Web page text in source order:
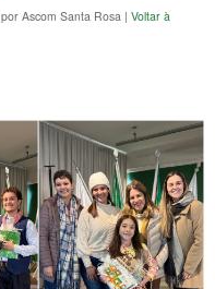
por Ascom Santa Rosa | Voltar à